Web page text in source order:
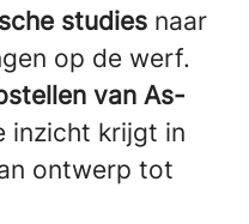
studies naar
op de werf.
van As-
inzicht krijgt in
ontwerp tot